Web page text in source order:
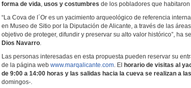
forma de vida, usos y costumbres de los pobladores que
“La Cova de l´Or es un yacimiento arqueológico de referencia
en Museo de Sitio por la Diputación de Alicante, a través de las
objetivo de proteger, difundir y preservar su alto valor histórico”, ha
Dios Navarro.
Las personas interesadas en esta propuesta pueden reservar su
de la página web www.marqalicante.com. El horario de visitas al
de 9:00 a 14:00 horas y las salidas hacia la cueva se realizan a
domingos-.